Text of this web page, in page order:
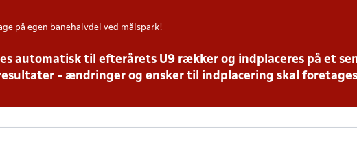
på egen banehalvdel ved målspark!
automatisk til efterårets U9 rækker og indplaceres på et
- ændringer og ønsker til indplacering skal